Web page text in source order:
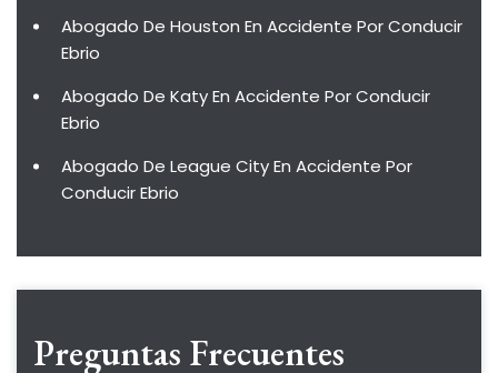
Abogado De Houston En Accidente Por Conducir
Ebrio
Abogado De Katy En Accidente Por Conducir
Ebrio
Abogado De League City En Accidente Por
Conducir Ebrio
Preguntas Frecuentes